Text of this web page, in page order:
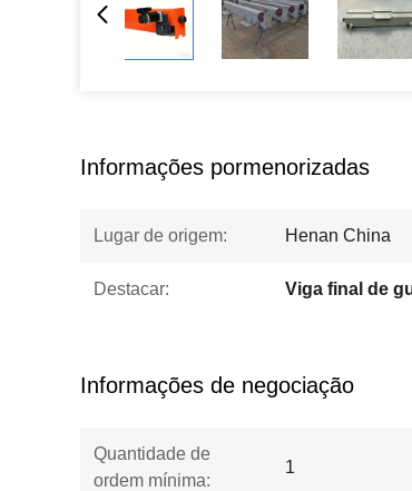
Informações pormenorizadas
Lugar de origem: Henan China
Destacar:
Informações de negociação
Quantidade de
ordem mínima:
1